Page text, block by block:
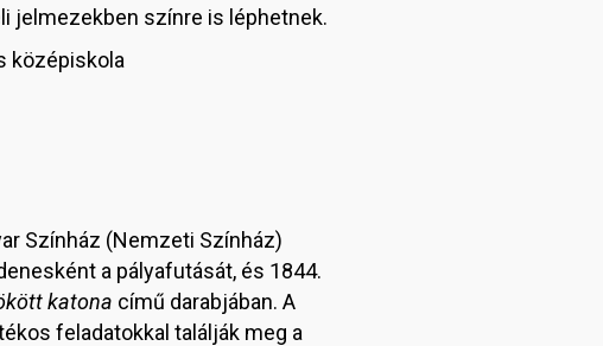
jelmezekben színre is léphetnek.
középiskola
Színház (Nemzeti Színház)
a pályafutását, és 1844.
katona című darabjában. A
feladatokkal találják meg a